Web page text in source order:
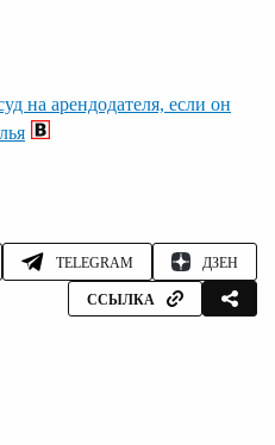
на арендодателя, если он
TELEGRAM ДЗЕН
ССЫЛКА